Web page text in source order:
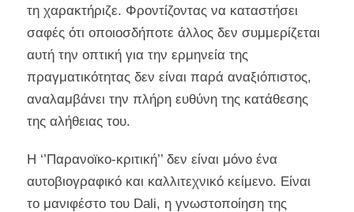
τη χαρακτήριζε. Φροντίζοντας να καταστήσει
σαφές ότι οποιοσδήποτε άλλος δεν συμμερίζεται
αυτή την οπτική για την ερμηνεία της
πραγματικότητας δεν είναι παρά αναξιόπιστος,
αναλαμβάνει την πλήρη ευθύνη της κατάθεσης
της αλήθειας του.
Η ‘’Παρανοϊκο-κριτική’’ δεν είναι μόνο ένα
αυτοβιογραφικό και καλλιτεχνικό κείμενο. Είναι
το μανιφέστο του Dali, η γνωστοποίηση της